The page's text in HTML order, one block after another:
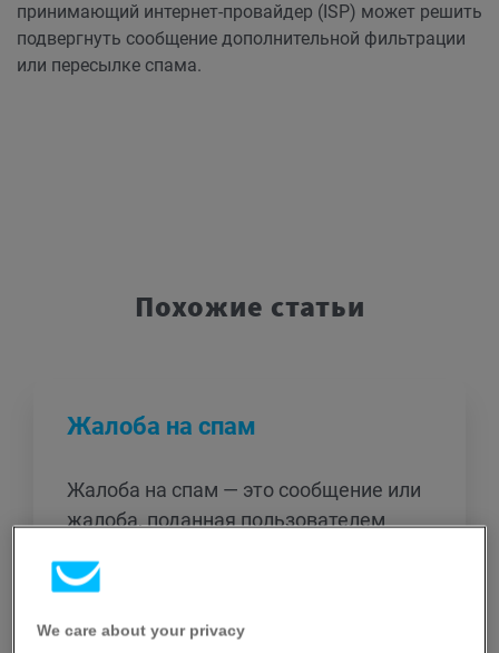
принимающий интернет-провайдер (ISP) может решить
подвергнуть сообщение дополнительной фильтрации
или пересылке спама.
Похожие статьи
Жалоба на спам
Жалоба на спам — это сообщение или
жалоба, поданная пользователем
нежелательных электронных
электронной коммуникации, которые
We care about your privacy